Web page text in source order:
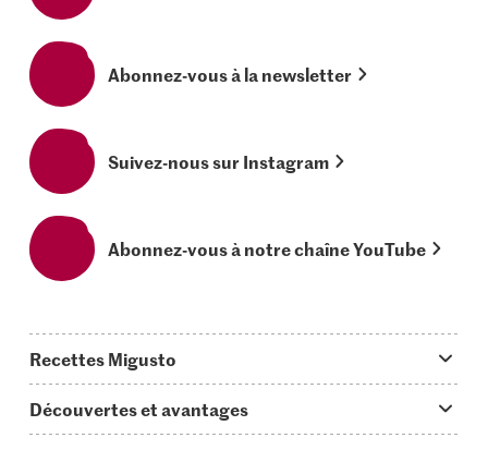
Abonnez-vous à la newsletter
Suivez-nous sur Instagram
Abonnez-vous à notre chaîne YouTube
Recettes Migusto
Idées de menus
Découvertes et avantages